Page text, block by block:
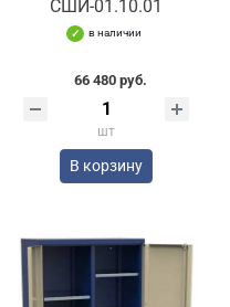
СШИ-01.10.01
в наличии
66 480 руб.
шт
В корзину